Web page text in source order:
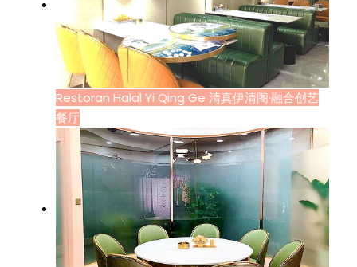
Restoran Halal Yi Qing Ge 清真伊清阁·融合创艺
餐厅